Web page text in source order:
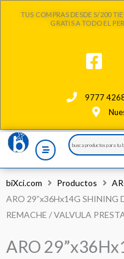
TUS COMPRAS DESDE S/200
GRATIS A TODO EL
9777
Search
...
biXci.com Productos
ARO 29”x36Hx14G SHINING
REMACHE / VALVULA
ARO